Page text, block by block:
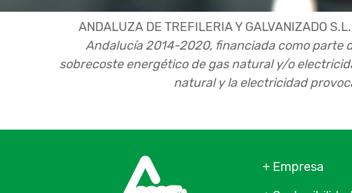
ANDALUZA DE TREFILERIA Y GALVANIZADO S.L.
Andalucía 2014-2020, financiada como parte
sobrecoste energético de gas natural y/o
natural y la electricidad
+ Empresa